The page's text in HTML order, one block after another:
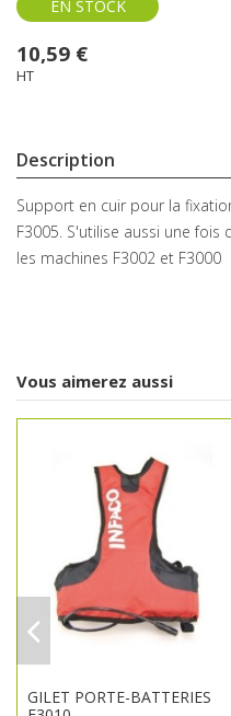
EN STOCK
10,59 €
HT
Description
Support en cuir pour la
F3005. S'utilise aussi une
les machines F3002 et F3000
Vous aimerez aussi
GILET PORTE-BATTERIES